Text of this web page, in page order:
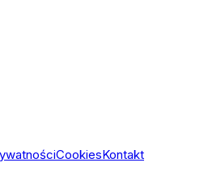
CookiesKontakt